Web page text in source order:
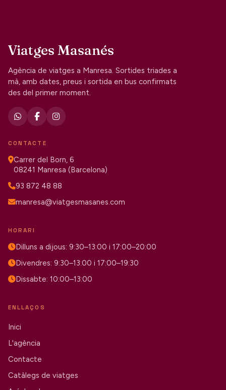
Viatges Masanés
Agència de viatges a Manresa. Sortides triades a
mà, amb dates, preus i sortida en bus confirmats
des del primer moment.
CONTACTE
Carrer del Born, 6
08241 Manresa (Barcelona)
93 872 48 88
manresa@viatgesmasanes.com
HORARI
Dilluns a dijous: 9:30–13:00 i 17:00–20:00
Divendres: 9:30–13:00 i 17:00–19:30
Dissabte: 10:00–13:00
ENLLAÇOS
Inici
L'agència
Contacte
Catàlegs de viatges